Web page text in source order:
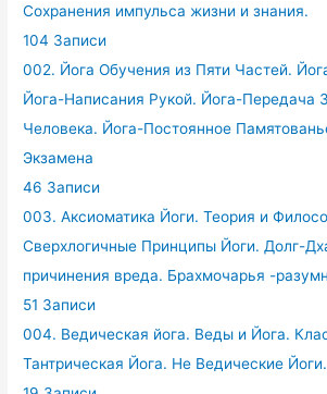
Сохранения импульса жизни и знания.
104 Записи
002. Йога Обучения из Пяти Частей.
Йога-Написания Рукой. Йога-Передача
Человека. Йога-Постоянное
Экзамена
46 Записи
003. Аксиоматика Йоги. Теория и
Сверхлогичные Принципы Йоги. Долг-
причинения вреда. Брахмочарья -
51 Записи
004. Ведическая йога. Веды и Йога.
Тантрическая Йога. Не Ведические Йоги.